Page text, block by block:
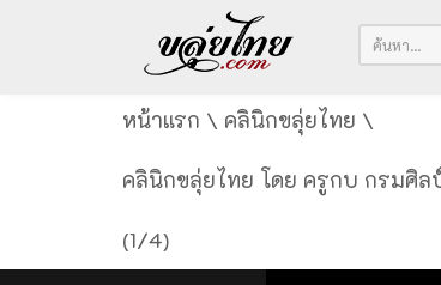
หน้าแรก \ คลินิกขลุ่ยไทย \
คลินิกขลุ่ยไทย​​ โดย ครูกบ กรมศิล
(1/4)